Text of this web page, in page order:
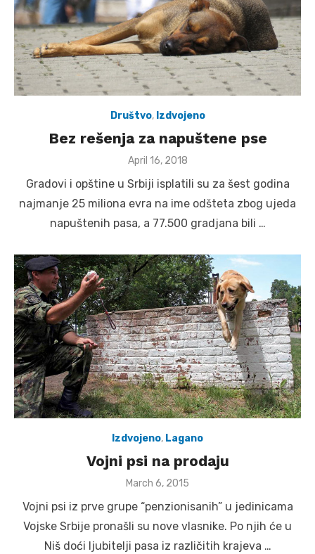
Društvo, Izdvojeno
Bez rešenja za napuštene pse
Posted
April 16, 2018
Gradovi i opštine u Srbiji isplatili su za šest godina
najmanje 25 miliona evra na ime odšteta zbog ujeda
napuštenih pasa, a 77.500 gradjana bili …
Izdvojeno, Lagano
Vojni psi na prodaju
Posted
March 6, 2015
Vojni psi iz prve grupe “penzionisanih” u jedinicama
Vojske Srbije pronašli su nove vlasnike. Po njih će u
Niš doći ljubitelji pasa iz različitih krajeva …